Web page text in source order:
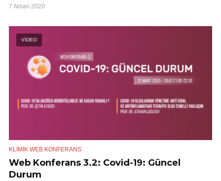
7 Nisan 2020
VİDEO
KLIMIK WEB KONFERANS
Web Konferans 3.2: Covid-19: Güncel
Durum